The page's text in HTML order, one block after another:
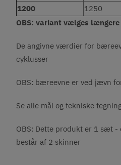
1200
1250
OBS: variant vælges længere
De angivne værdier for
cyklusser
OBS: bæreevne er ved jævn
Se alle mål og tekniske
OBS: Dette produkt er 1 sæt
består af 2 skinner